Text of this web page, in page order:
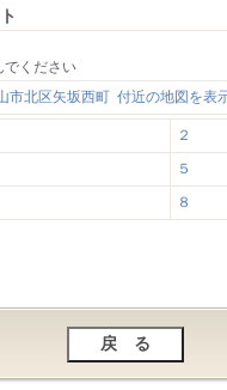
でください
市北区矢坂西町 付近の地図を表
２
５
８